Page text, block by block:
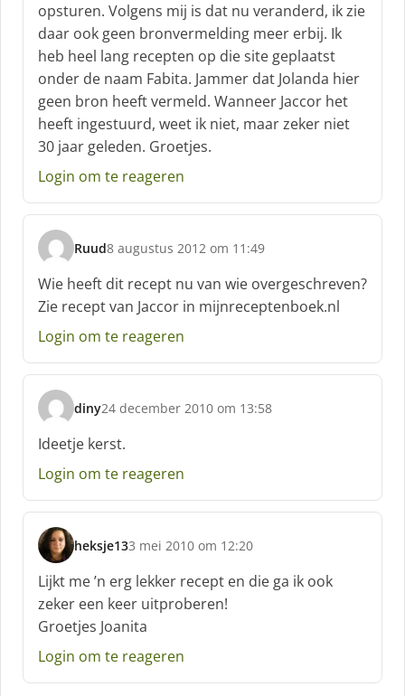
opsturen. Volgens mij is dat nu veranderd, ik zie
daar ook geen bronvermelding meer erbij. Ik
heb heel lang recepten op die site geplaatst
onder de naam Fabita. Jammer dat Jolanda hier
geen bron heeft vermeld. Wanneer Jaccor het
heeft ingestuurd, weet ik niet, maar zeker niet
30 jaar geleden. Groetjes.
Login om te reageren
Ruud
s
c
h
r
e
f
8 augustus 2012 om 11:49
Wie heeft dit recept nu van wie overgeschreven?
Zie recept van Jaccor in mijnreceptenboek.nl
Login om te reageren
diny
s
c
h
r
e
f
:
24 december 2010 om 13:58
Ideetje kerst.
Login om te reageren
heksje13
s
c
h
r
e
e
:
3 mei 2010 om 12:20
Lijkt me ’n erg lekker recept en die ga ik ook
zeker een keer uitproberen!
Groetjes Joanita
Login om te reageren